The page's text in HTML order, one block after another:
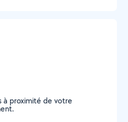
à proximité de votre